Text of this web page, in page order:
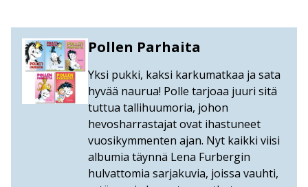
Pollen Parhaita
Yksi pukki, kaksi karkumatkaa ja sata
hyvää naurua! Polle tarjoaa juuri sitä
tuttua tallihuumoria, johon
hevosharrastajat ovat ihastuneet
vuosikymmenten ajan. Nyt kaikki viisi
albumia täynnä Lena Furbergin
hulvattomia sarjakuvia, joissa vauhti,